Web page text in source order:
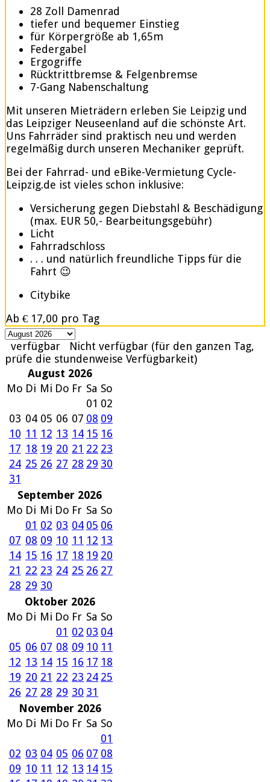
28 Zoll Damenrad
tiefer und bequemer Einstieg
für Körpergröße ab 1,65m
Federgabel
Ergogriffe
Rücktrittbremse & Felgenbremse
7-Gang Nabenschaltung
Mit unseren Mieträdern erleben Sie Leipzig und
das Leipziger Neuseenland auf die schönste Art.
Uns Fahrräder sind praktisch neu und werden
regelmäßig durch unseren Mechaniker geprüft.
Bei der Fahrrad- und eBike-Vermietung Cycle-
Leipzig.de ist vieles schon inklusive:
Versicherung gegen Diebstahl & Beschädigung
(max. EUR 50,- Bearbeitungsgebühr)
Licht
Fahrradschloss
. . . und natürlich freundliche Tipps für die
Fahrt 😉
Citybike
Ab € 17,00 pro Tag
verfügbar
Nicht verfügbar (für den ganzen Tag,
prüfe die stundenweise Verfügbarkeit)
August 2026
Mo Di Mi Do Fr Sa So
01 02
03 04 05 06 07 08 09
10 11 12 13 14 15 16
17 18 19 20 21 22 23
24 25 26 27 28 29 30
31
September 2026
Mo Di Mi Do Fr Sa So
01 02 03 04 05 06
07 08 09 10 11 12 13
14 15 16 17 18 19 20
21 22 23 24 25 26 27
28 29 30
Oktober 2026
Mo Di Mi Do Fr Sa So
01 02 03 04
05 06 07 08 09 10 11
12 13 14 15 16 17 18
19 20 21 22 23 24 25
26 27 28 29 30 31
November 2026
Mo Di Mi Do Fr Sa So
01
02 03 04 05 06 07 08
09 10 11 12 13 14 15